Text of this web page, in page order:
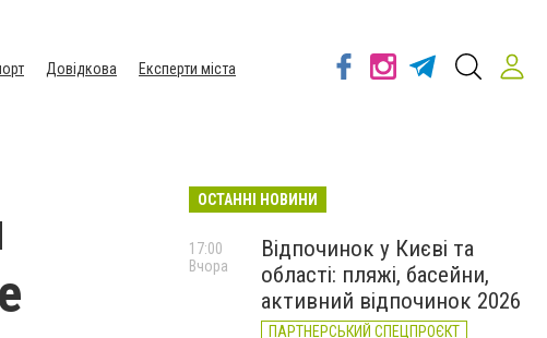
Довідкова
Експерти міста
ОСТАННІ НОВИНИ
Відпочинок у Києві та
області: пляжі, басейни,
активний відпочинок 2026
ПАРТНЕРСЬКИЙ СПЕЦПРОЄКТ
17:00
Вчора